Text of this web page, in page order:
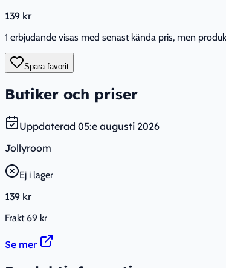
139 kr
1 erbjudande visas med senast kända pris, men
Spara favorit
Butiker och priser
Uppdaterad 05:e augusti 2026
Jollyroom
Ej i lager
139 kr
Frakt 69 kr
Se mer